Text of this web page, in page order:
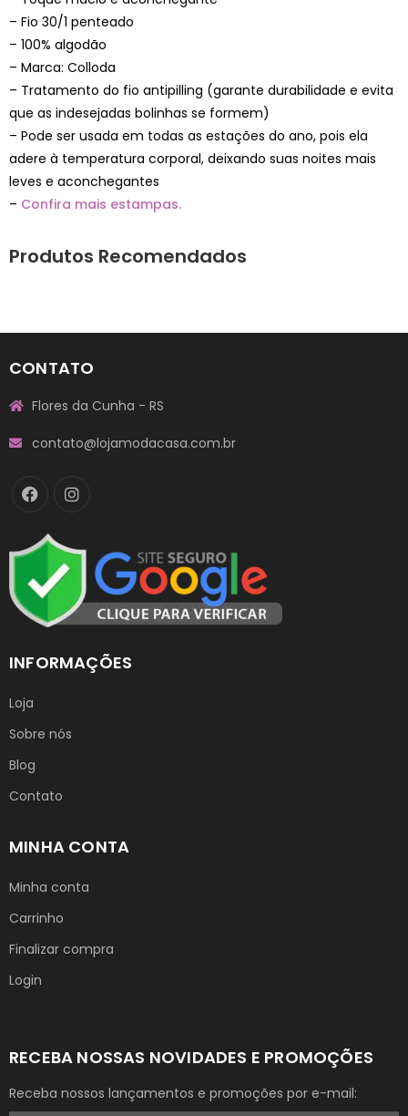
– Fio 30/1 penteado
– 100% algodão
– Marca: Colloda
– Tratamento do fio antipilling (garante durabilidade e evita
que as indesejadas bolinhas se formem)
– Pode ser usada em todas as estações do ano, pois ela
adere à temperatura corporal, deixando suas noites mais
leves e aconchegantes
– Confira mais estampas.
Produtos Recomendados
CONTATO
Flores da Cunha - RS
contato@lojamodacasa.com.br
INFORMAÇÕES
Loja
Sobre nós
Blog
Contato
MINHA CONTA
Minha conta
Carrinho
Finalizar compra
Login
RECEBA NOSSAS NOVIDADES E PROMOÇÕES
Receba nossos lançamentos e promoções por e-mail: